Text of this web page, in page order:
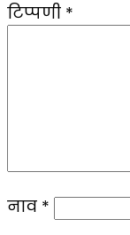
टिप्पणी *
नाव *